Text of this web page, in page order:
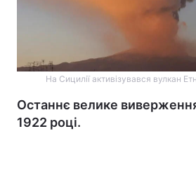
На Сицилії активізувався вулкан
Останнє велике
1922 році.